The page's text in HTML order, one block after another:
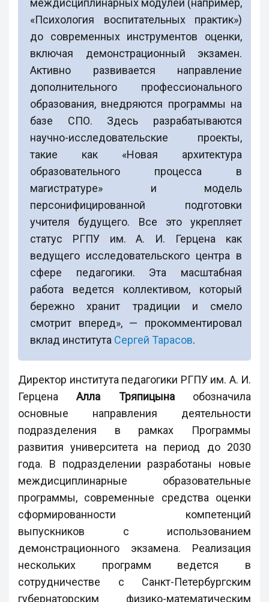
«Психология воспитательных практик»)
до современных инструментов оценки,
включая демонстрационный экзамен.
Активно развивается направление
дополнительного профессионального
образования, внедряются программы на
базе СПО. Здесь разрабатываются
научно-исследовательские проекты,
такие как «Новая архитектура
образовательного процесса в
магистратуре» и модель
персонифицированной подготовки
учителя будущего. Все это укрепляет
статус РГПУ им. А. И. Герцена как
ведущего исследовательского центра в
сфере педагогики. Эта масштабная
работа ведется коллективом, который
бережно хранит традиции и смело
смотрит вперед», — прокомментировал
вклад института Сергей Тарасов.
Директор института педагогики РГПУ им. А. И.
ГерценаАлла Тряпицынаобозначила
основные направления деятельности
подразделения в рамках Программы
развития университета на период до 2030
года. В подразделении разработаны новые
междисциплинарные образовательные
программы, современные средства оценки
сформированности компетенций
выпускников с использованием
демонстрационного экзамена. Реализация
нескольких программ ведется в
сотрудничестве с Санкт-Петербургским
губернаторским физико-математическим